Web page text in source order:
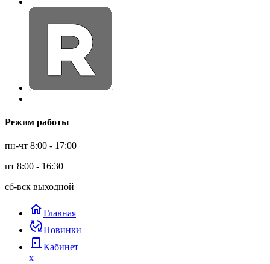
Режим работы
пн-чт 8:00 - 17:00
пт 8:00 - 16:30
сб-вск выходной
homeГлавная
published_with_changesНовинки
door_back Кабинет
x